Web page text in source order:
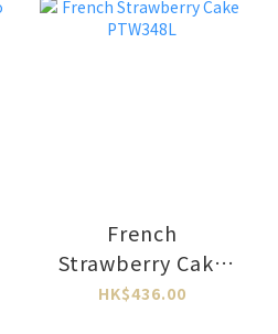
French
Strawberry Cake
PTW348L
HK$436.00